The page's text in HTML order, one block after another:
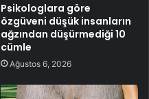
Psikologlara göre
özgüveni düşük insanların
ağzından düşürmediği 10
cümle
Ağustos 6, 2026